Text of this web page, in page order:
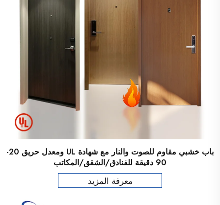
باب خشبي مقاوم للصوت والنار مع شهادة UL ومعدل حريق 20-
90 دقيقة للفنادق/الشقق/المكاتب
معرفة المزيد